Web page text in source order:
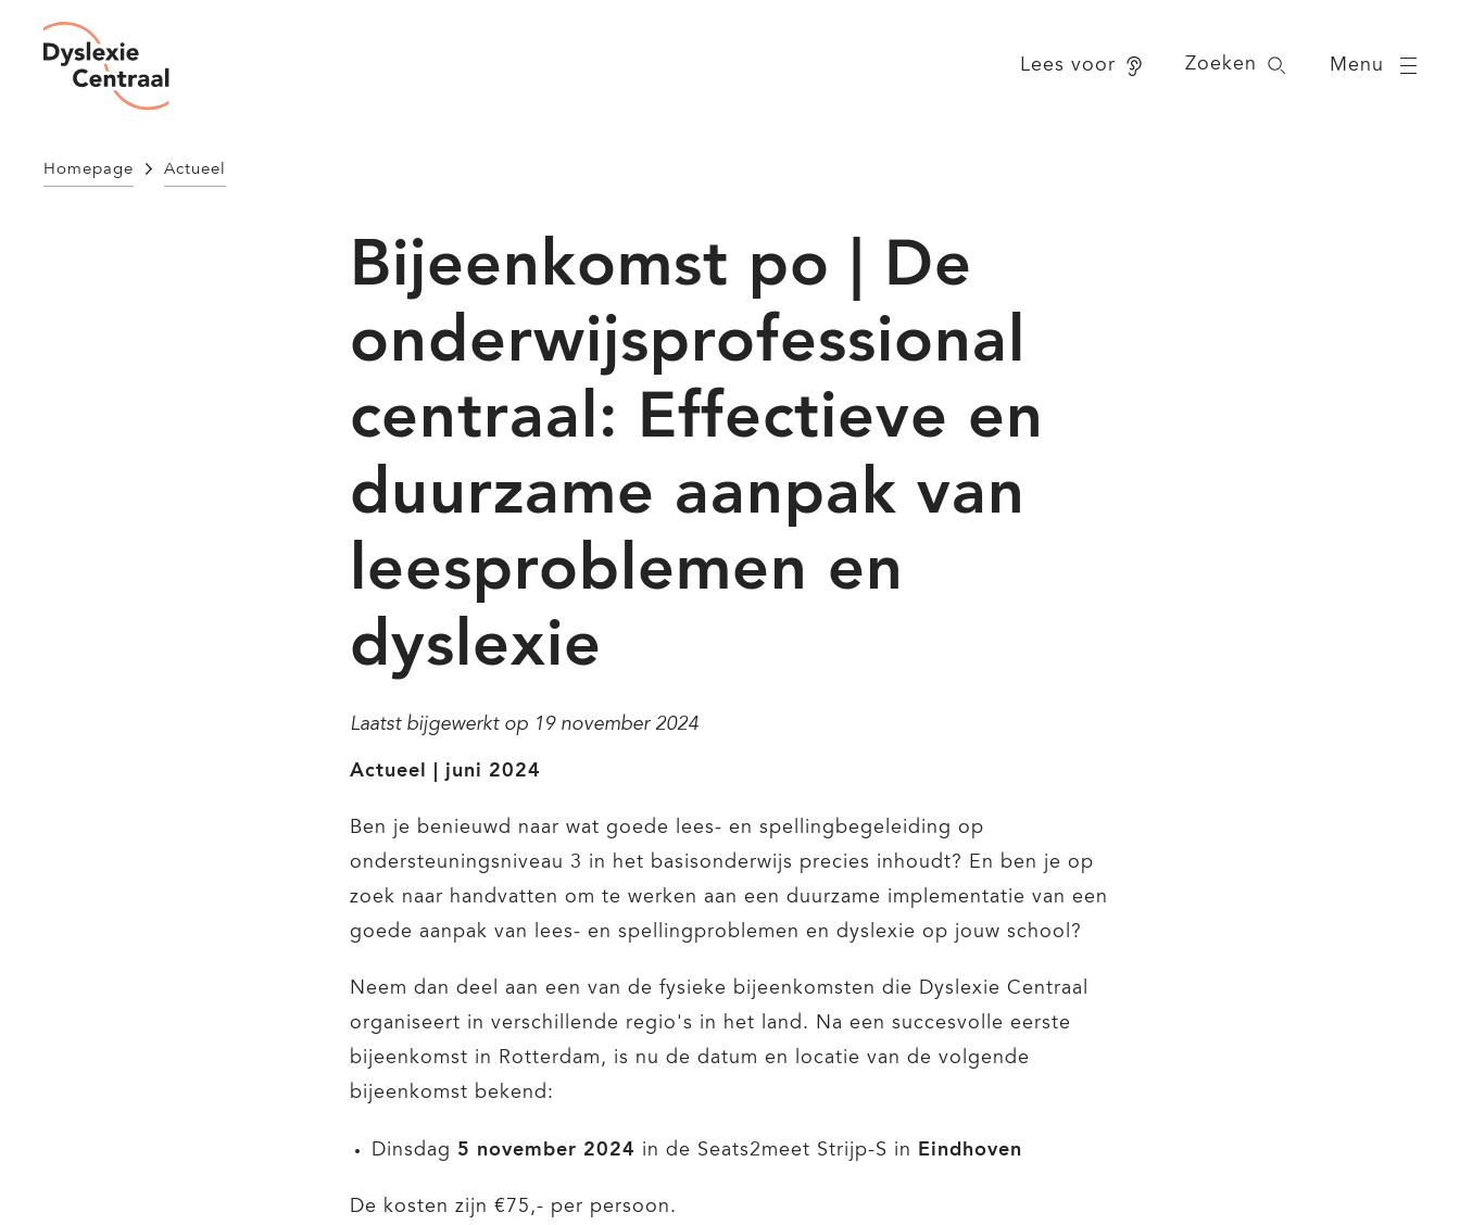
Overslaan
inhoud
Dyslexie
Centraal
Lees voor Zoeken Menu
Homepage Actueel
Bijeenkomst po | De
onderwijsprofessional
centraal: Effectieve en
duurzame aanpak van
leesproblemen en
dyslexie
Laatst bijgewerkt op 19 november 2024
Actueel | juni 2024
Ben je benieuwd naar wat goede lees- en spellingbegeleiding op
ondersteuningsniveau 3 in het basisonderwijs precies inhoudt? En ben je op
zoek naar handvatten om te werken aan een duurzame implementatie van een
goede aanpak van lees- en spellingproblemen en dyslexie op jouw school?
Neem dan deel aan een van de fysieke bijeenkomsten die Dyslexie Centraal
organiseert in verschillende regio's in het land. Na een succesvolle eerste
bijeenkomst in Rotterdam, is nu de datum en locatie van de volgende
bijeenkomst bekend:
Dinsdag 5 november 2024 in de Seats2meet Strijp-S in Eindhoven
De kosten zijn €75,- per persoon.